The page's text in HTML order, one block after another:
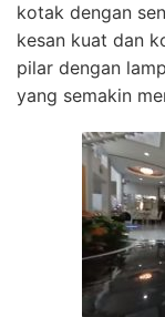
kotak dengan
kesan kuat dan
pilar dengan
yang semakin